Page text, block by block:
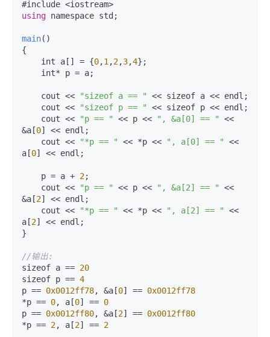
using namespace std;
main( )
{
    int a[] = {
0,1 ,2,3,4};
    cout <<
"sizeof a == "
<< sizeof a << endl;
    cout <<
"sizeof p == "
<< sizeof p << endl;
    cout <<
"p == " << p << ", &a[0] == "
<<
&a[0] << endl;
    cout <<
"*p == " << *p << ", a[0] == "
<<
a[0] << endl;
    p = a +
2;
    cout <<
"p == " << p << ", &a[2] == "
<<
&a[2] << endl;
    cout <<
"*p == " << *p << ", a[2] == "
<<
a[2] << endl;
}
//输出:
sizeof a == 20
sizeof p == 4
p == 0x0012ff78, &a[0] == 0x0012ff78
*p == 0, a[0] == 0
p == 0x0012ff80, &a[2] == 0x0012ff80
*p == 2, a[2] == 2